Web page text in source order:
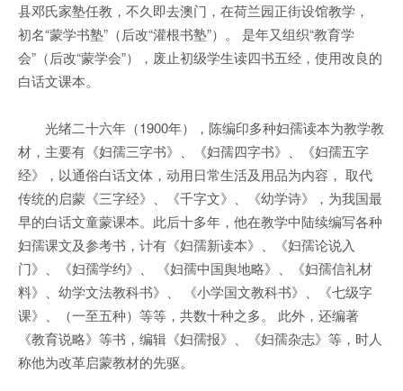
县邓氏家塾任教，不久即去澳门，在荷兰园正街设馆教学，
初名“蒙学书塾”（后改“灌根书塾”）。 是年又组织“教育学
会”（后改“蒙学会”），废止初级学生读四书五经，使用改良的
白话文课本。
光绪二十六年（1900年），陈编印多种妇孺读本为教学教
材，主要有《妇孺三字书》、《妇孺四字书》、《妇孺五字
经》，以通俗白话文体，动用日常生活及用品为内容， 取代
传统的启蒙《三字经》、《千字文》、《幼学诗》，为我国最
早的白话文童蒙课本。此后十多年，他在教学中陆续编写各种
妇孺课文及参考书，计有《妇孺新读本》、《妇孺论说入
门》、《妇孺学约》、 《妇孺中国舆地略》、《妇孺信礼材
料》、幼学文法教科书》、 《小学国文教科书》、《七级字
课》、（一至五种）等等，共数十种之多。 此外，还编著
《教育说略》等书，编辑《妇孺报》、《妇孺杂志》等，时人
称他为改革启蒙教材的先驱。